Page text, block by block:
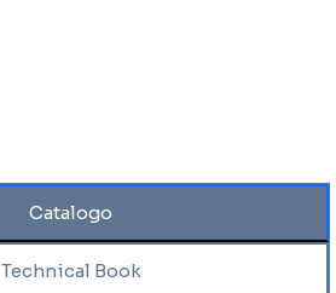
Catalogo
Technical Book